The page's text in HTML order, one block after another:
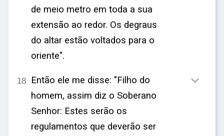
de meio metro em toda a sua
extensão ao redor. Os degraus
do altar estão voltados para o
oriente".
18 Então ele me disse: "Filho do
homem, assim diz o Soberano
Senhor: Estes serão os
regulamentos que deverão ser
